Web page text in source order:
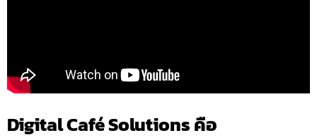
Digital Café Solutions คือ